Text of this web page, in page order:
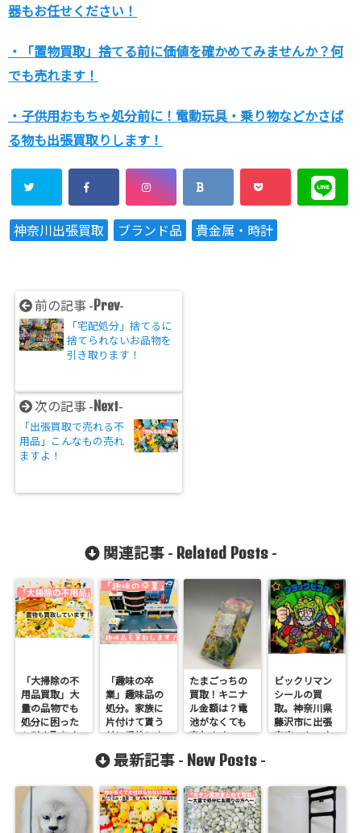
器もお任せください！
・「置物買取」捨てる前に価値を確かめてみませんか？何
でも売れます！
・子供用おもちゃ処分前に！電動玩具・乗り物などかさば
る物も出張買取りします！
神奈川出張買取 ブランド品 貴金属・時計
前の記事 -Prev-
「宅配処分」捨てるに
捨てられないお品物を
引き取ります！
次の記事 -Next-
「出張買取で売れる不
用品」こんなもの売れ
ますよ！
関連記事 - Related Posts-
「大掃除の不
用品買取」大
量の品物でも
処分に困った
ら引き取りま
「趣味の卒
業」趣味品の
処分。家族に
片付けて貰う
前に手放しま
たまごっちの
買取！キニナ
ル金額は？電
池がなくても
売れます
ビックリマン
シールの買
取。神奈川県
藤沢市に出張
査定。キニナ
最新記事 - New Posts -